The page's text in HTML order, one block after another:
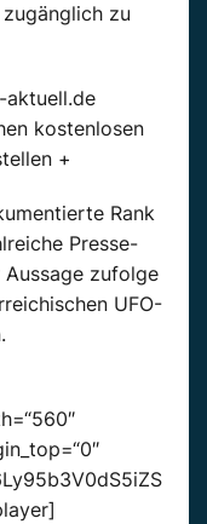
zu
aktuell.de
kostenlosen
+
Rank
Presse-
zufolge
UFO-